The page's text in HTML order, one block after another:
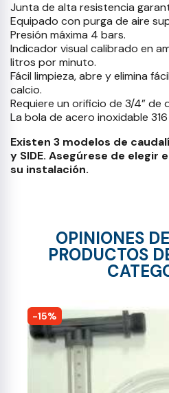
Junta de alta resistencia
Equipado con purga de aire
Presión máxima 4 bars.
Indicador visual calibrado en
litros por minuto.
Fácil limpieza, abre y elimina
calcio.
Requiere un orificio de 3/4” de
La bola de acero inoxidable
Existen 3 modelos de
y SIDE. Asegúrese de elegir
su instalación.
OPINIONES
PRODUCTOS
-15%